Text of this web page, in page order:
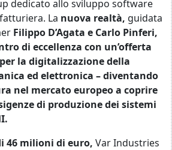
dedicato allo sviluppo software
La nuova realtà, guidata
Filippo D’Agata e Carlo Pinferi,
di eccellenza con un’offerta
la digitalizzazione della
ed elettronica – diventando
nel mercato europeo a coprire
di produzione dei sistemi
46 milioni di euro, Var Industries